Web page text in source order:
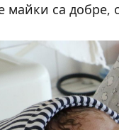
са добре,